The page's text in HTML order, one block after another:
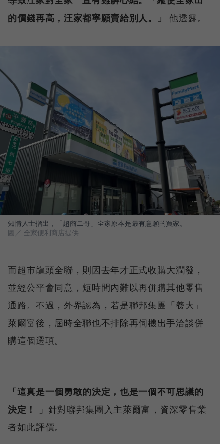
的價錢再高，汪家都寧願賣給別人。」
他透露。
知情人士指出，「超商二哥」全家原本是最有意願的買家。
圖／ 全家便利商店提供
而超市龍頭全聯，則因去年才正式收購大潤發，
並經公平會同意，短時間內難以再併購其他零售
通路。不過，外界認為，若是聯邦集團「養大」
萊爾富後，屆時全聯也不排除再伺機出手洽談併
購這個選項。
「這真是一個勇敢的決定，也是一個不可思議的
決定！
」針對聯邦集團入主萊爾富，資深零售業
者如此評價。